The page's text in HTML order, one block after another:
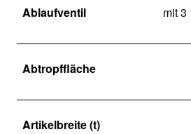
Ablaufventil mit
Abtropffläche
Artikelbreite (t)